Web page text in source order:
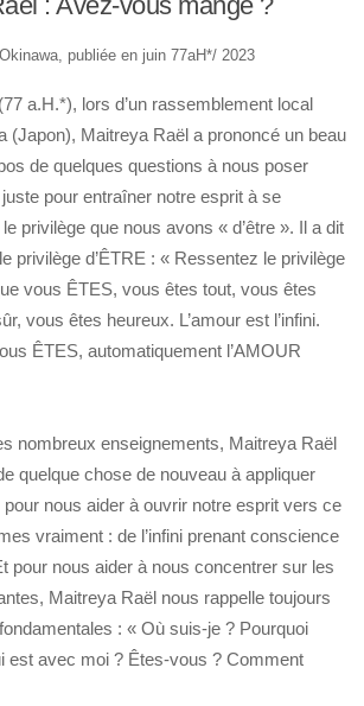
publiée en juin 77aH*/ 2023
a.H.*), lors d’un rassemblement local
(Japon), Maitreya Raël a prononcé un beau
de quelques questions à nous poser
pour entraîner notre esprit à se
privilège que nous avons « d’être ». Il a dit
privilège d’ÊTRE : « Ressentez le privilège
vous ÊTES, vous êtes tout, vous êtes
vous êtes heureux. L’amour est l’infini.
ÊTES, automatiquement l’AMOUR
nombreux enseignements, Maitreya Raël
quelque chose de nouveau à appliquer
nous aider à ouvrir notre esprit vers ce
vraiment : de l’infini prenant conscience
pour nous aider à nous concentrer sur les
Maitreya Raël nous rappelle toujours
: « Où suis-je ? Pourquoi
est avec moi ? Êtes-vous ? Comment